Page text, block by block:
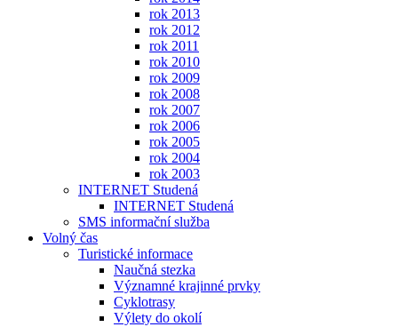
rok 2013
rok 2012
rok 2011
rok 2010
rok 2009
rok 2008
rok 2007
rok 2006
rok 2005
rok 2004
rok 2003
INTERNET Studená
INTERNET Studená
SMS informační služba
Volný čas
Turistické informace
Naučná stezka
Významné krajinné prvky
Cyklotrasy
Výlety do okolí